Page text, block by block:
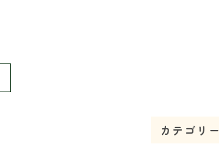
カテゴリー